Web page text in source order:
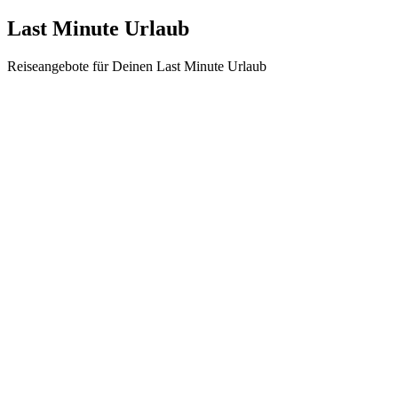
Last Minute Urlaub
Reiseangebote für Deinen Last Minute Urlaub